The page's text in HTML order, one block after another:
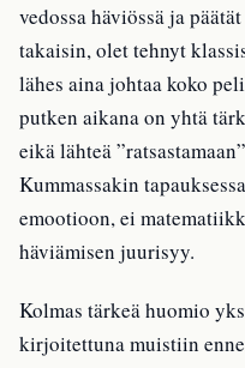
vedossa häviössä ja
takaisin, olet tehnyt
lähes aina johtaa koko
putken aikana on yhtä
eikä lähteä
Kummassakin
emootioon, ei
häviämisen juurisyy.
Kolmas tärkeä huomio
kirjoitettuna muistiin